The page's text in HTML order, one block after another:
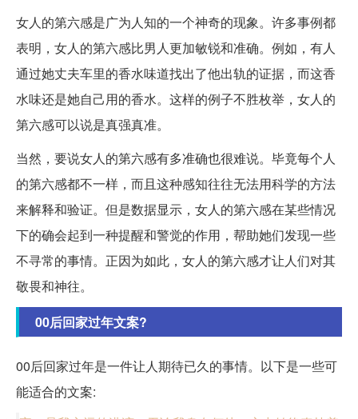
女人的第六感是广为人知的一个神奇的现象。许多事例都
表明，女人的第六感比男人更加敏锐和准确。例如，有人
通过她丈夫车里的香水味道找出了他出轨的证据，而这香
水味还是她自己用的香水。这样的例子不胜枚举，女人的
第六感可以说是真强真准。
当然，要说女人的第六感有多准确也很难说。毕竟每个人
的第六感都不一样，而且这种感知往往无法用科学的方法
来解释和验证。但是数据显示，女人的第六感在某些情况
下的确会起到一种提醒和警觉的作用，帮助她们发现一些
不寻常的事情。正因为如此，女人的第六感才让人们对其
敬畏和神往。
00后回家过年文案?
00后回家过年是一件让人期待已久的事情。以下是一些可
能适合的文案: